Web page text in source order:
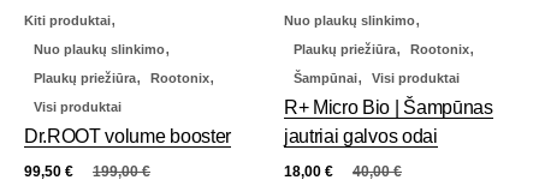
Kiti produktai,
Nuo plaukų slinkimo,
Plaukų priežiūra, Rootonix,
Visi produktai
Dr.ROOT volume booster
199,00€
99,50 €
Nuo plaukų slinkimo,
Plaukų priežiūra, Rootonix,
Šampūnai, Visi produktai
R+ Micro Bio | Šampūnas
jautriai galvos odai
40,00€
18,00 €